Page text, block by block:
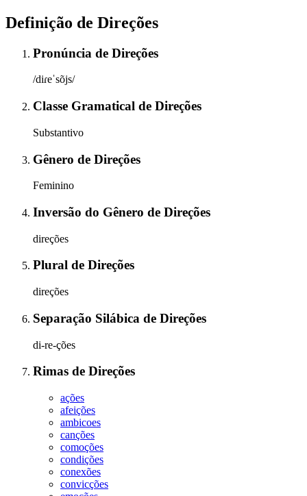
Definição de Direções
Pronúncia de Direções
/diɾeˈsõjs/
Classe Gramatical de Direções
Substantivo
Gênero de Direções
Feminino
Inversão do Gênero de Direções
direções
Plural de Direções
direções
Separação Silábica de Direções
di-re-ções
Rimas de Direções
ações
afeições
ambicoes
canções
comoções
condições
conexões
convicções